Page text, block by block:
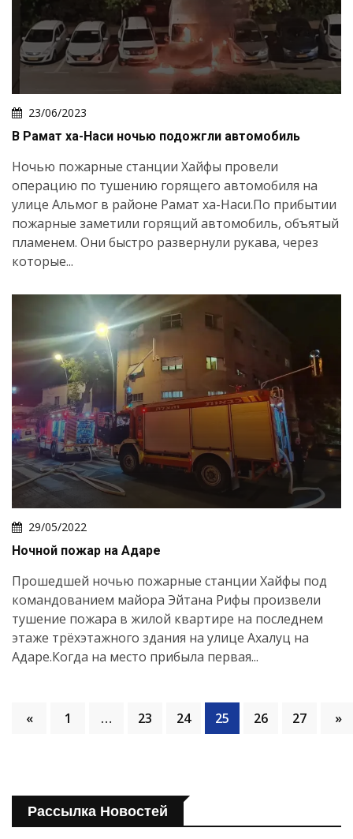
23/06/2023
В Рамат ха-Наси ночью подожгли автомобиль
Ночью пожарные станции Хайфы провели
операцию по тушению горящего автомобиля на
улице Альмог в районе Рамат ха-Наси.По прибытии
пожарные заметили горящий автомобиль, объятый
пламенем. Они быстро развернули рукава, через
которые...
29/05/2022
Ночной пожар на Адаре
Прошедшей ночью пожарные станции Хайфы под
командованием майора Эйтана Рифы произвели
тушение пожара в жилой квартире на последнем
этаже трёхэтажного здания на улице Ахалуц на
Адаре.Когда на место прибыла первая...
« 1 … 23 24 25 26 27 »
Рассылка Новостей